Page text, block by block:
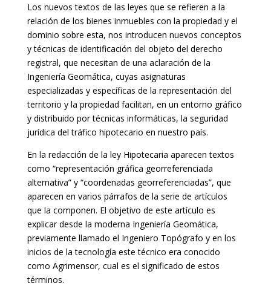
Los nuevos textos de las leyes que se refieren a la
relación de los bienes inmuebles con la propiedad y el
dominio sobre esta, nos introducen nuevos conceptos
y técnicas de identificación del objeto del derecho
registral, que necesitan de una aclaración de la
Ingeniería Geomática, cuyas asignaturas
especializadas y específicas de la representación del
territorio y la propiedad facilitan, en un entorno gráfico
y distribuido por técnicas informáticas, la seguridad
jurídica del tráfico hipotecario en nuestro país.
En la redacción de la ley Hipotecaria aparecen textos
como “representación gráfica georreferenciada
alternativa” y “coordenadas georreferenciadas”, que
aparecen en varios párrafos de la serie de artículos
que la componen. El objetivo de este artículo es
explicar desde la moderna Ingeniería Geomática,
previamente llamado el Ingeniero Topógrafo y en los
inicios de la tecnología este técnico era conocido
como Agrimensor, cual es el significado de estos
términos.